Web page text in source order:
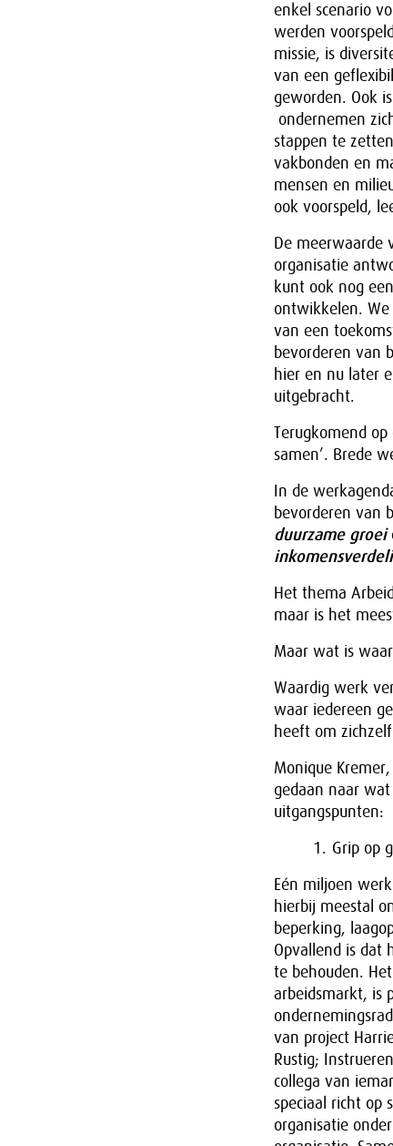
enkel scenario
werden
missie, is
van een
geworden. Ook
ondernemen
stappen te
vakbonden en
mensen en
ook voorspeld,
De meerwaarde
organisatie
kunt ook nog
ontwikkelen. We
van een
bevorderen van
hier en nu later
uitgebracht.
Terugkomend op
samen’. Brede
In de
bevorderen van
duurzame groei
Het thema
maar is het
Maar wat is
Waardig werk
waar iedereen
heeft om
Monique
gedaan naar
uitgangspunten:
Grip op
Eén miljoen
hierbij meestal
beperking,
Opvallend is dat
te behouden.
arbeidsmarkt, is
van project
Rustig;
collega van
speciaal richt op
organisatie